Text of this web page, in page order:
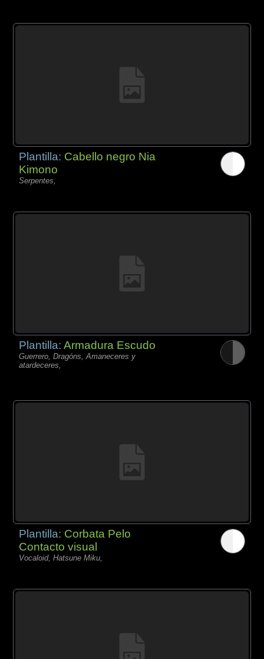
Plantilla: Cabello negro Nia
Kimono
Serpentes,
Plantilla:Armadura Escudo
Guerrero, Dragóns, Amaneceres y
atardeceres,
Plantilla: Corbata Pelo
Contacto visual
Vocaloid, Hatsune Miku,